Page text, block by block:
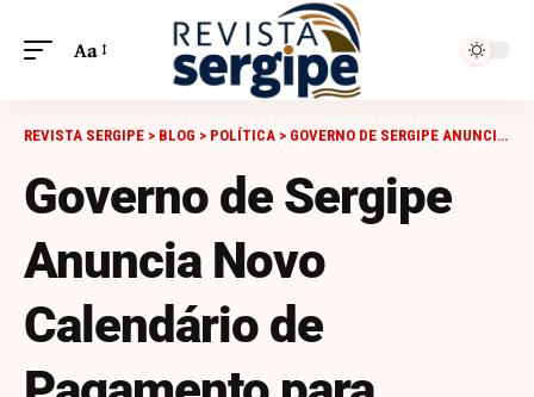
Aa
REVISTA SERGIPE > BLOG > POLÍTICA > GOVERNO DE SERGIPE ANUNCIA NOVO CALENDÁRIO DE PAGAMENTO PARA SERVIDORES PÚBLICOS EM 2025
Governo de Sergipe
Anuncia Novo
Calendário de